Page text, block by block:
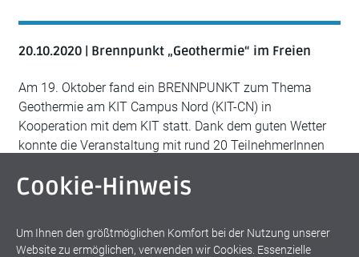
20.10.2020 | Brennpunkt „Geothermie“ im Freien
Am 19. Oktober fand ein BRENNPUNKT zum Thema
Geothermie am KIT Campus Nord (KIT-CN) in
Kooperation mit dem KIT statt. Dank dem guten Wetter
konnte die Veranstaltung mit rund 20 TeilnehmerInnen
Worten durch den Geschäftsführer von fokus.energie
Niedertemperaturkreislauf Karlsruhe). Auf dem
Cookie-Hinweis
Um Ihnen den größtmöglichen Komfort bei der Nutzung unserer
Website zu ermöglichen, verwenden wir Cookies. Essenzielle